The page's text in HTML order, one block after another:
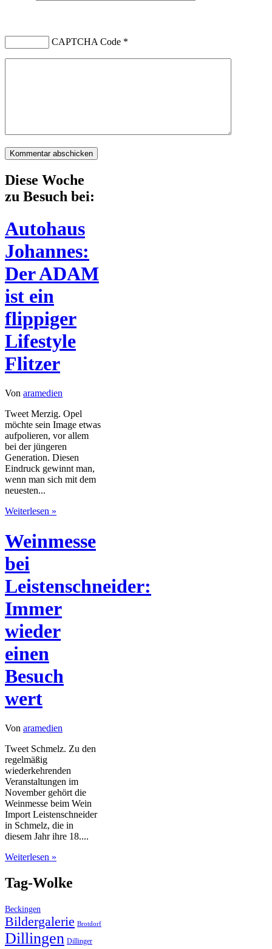
CAPTCHA Code *
Diese Woche
zu Besuch bei:
Autohaus
Johannes:
Der ADAM
ist ein
flippiger
Lifestyle
Flitzer
Von aramedien
Tweet Merzig. Opel
möchte sein Image etwas
aufpolieren, vor allem
bei der jüngeren
Generation. Diesen
Eindruck gewinnt man,
wenn man sich mit dem
neuesten...
Weiterlesen »
Weinmesse
bei
Leistenschneider:
Immer
wieder
einen
Besuch
wert
Von aramedien
Tweet Schmelz. Zu den
regelmäßig
wiederkehrenden
Veranstaltungen im
November gehört die
Weinmesse beim Wein
Import Leistenschneider
in Schmelz, die in
diesem Jahr ihre 18....
Weiterlesen »
Tag-Wolke
Beckingen
Bildergalerie Brotdorf
Dillingen Dillinger